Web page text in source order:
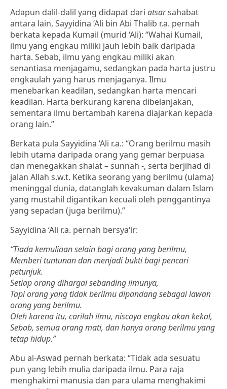
Adapun dalil-dalil yang didapat dari atsarsahabat
antara lain, Sayyidina ‘Ali bin Abi Thalib r.a. pernah
berkata kepada Kumail (murid ‘Ali): “Wahai Kumail,
ilmu yang engkau miliki jauh lebih baik daripada
harta. Sebab, ilmu yang engkau miliki akan
senantiasa menjagamu, sedangkan pada harta justru
engkaulah yang harus menjaganya. Ilmu
menebarkan keadilan, sedangkan harta mencari
keadilan. Harta berkurang karena dibelanjakan,
sementara ilmu bertambah karena diajarkan kepada
orang lain.”
Berkata pula Sayyidina ‘Ali r.a.: “Orang berilmu masih
lebih utama daripada orang yang gemar berpuasa
dan menegakkan shalat – sunnah -, serta berjihad di
jalan Allah s.w.t. Ketika seorang yang berilmu (ulama)
meninggal dunia, datanglah kevakuman dalam Islam
yang mustahil digantikan kecuali oleh penggantinya
yang sepadan (juga berilmu).”
Sayyidina ‘Ali r.a. pernah bersya‘ir:
“Tiada kemuliaan selain bagi orang yang berilmu,
Memberi tuntunan dan menjadi bukti bagi pencari
petunjuk.
Setiap orang dihargai sebanding ilmunya,
Tapi orang yang tidak berilmu dipandang sebagai lawan
orang yang berilmu.
Oleh karena itu, carilah ilmu, niscaya engkau akan kekal,
Sebab, semua orang mati, dan hanya orang berilmu yang
tetap hidup.”
Abu al-Aswad pernah berkata: “Tidak ada sesuatu
pun yang lebih mulia daripada ilmu. Para raja
menghakimi manusia dan para ulama menghakimi